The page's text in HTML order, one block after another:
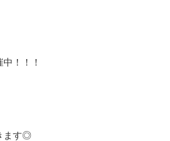
！！！
ます◎